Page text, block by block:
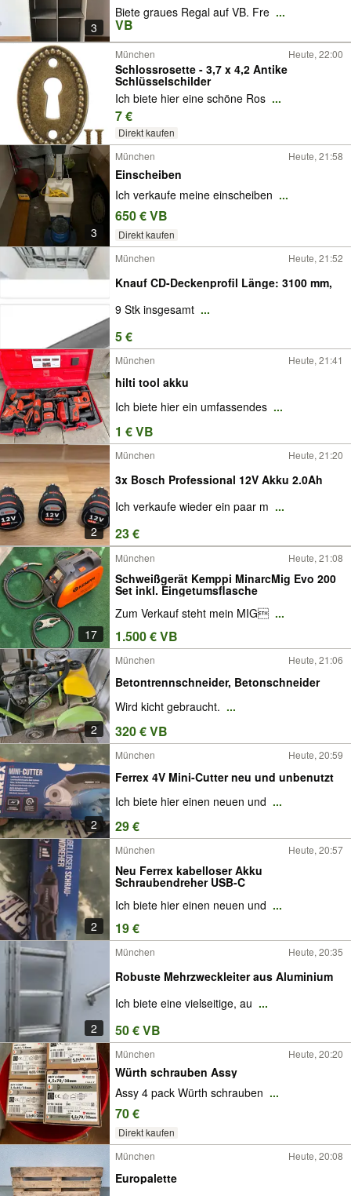
3
Biete graues Regal auf VB. Fre ...
VB
München Heute, 22:00
Schlossrosette - 3,7 x 4,2 Antike
Schlüsselschilder
Ich biete hier eine schöne Ros ...
7 €
Direkt kaufen
3
München Heute, 21:58
Einscheiben
Ich verkaufe meine einscheiben ...
650 € VB
Direkt kaufen
München
Heute, 21:52
Knauf CD-Deckenprofil Länge: 3100 mm,
9 Stk insgesamt ...
5 €
München Heute, 21:41
hilti tool akku
Ich biete hier ein umfassendes ...
1 € VB
2
München Heute, 21:20
3x Bosch Professional 12V Akku 2.0Ah
Ich verkaufe wieder ein paar m ...
23 €
17
München Heute, 21:08
Schweißgerät Kemppi MinarcMig Evo 200
Set inkl. Eingetumsflasche
Zum Verkauf steht mein MIG ...
1.500 € VB
2
München Heute, 21:06
Betontrennschneider, Betonschneider
Wird kicht gebraucht. ...
320 € VB
2
München Heute, 20:59
Ferrex 4V Mini-Cutter neu und unbenutzt
Ich biete hier einen neuen und ...
29 €
2
München Heute, 20:57
Neu Ferrex kabelloser Akku
Schraubendreher USB-C
Ich biete hier einen neuen und ...
19 €
2
München Heute, 20:35
Robuste Mehrzweckleiter aus Aluminium
Ich biete eine vielseitige, au ...
50 € VB
München Heute, 20:20
Würth schrauben Assy
Assy 4 pack Würth schrauben ...
70 €
Direkt kaufen
München
Heute, 20:08
Europalette